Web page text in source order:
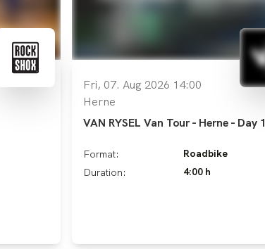
Fri, 07. Aug 2026 14:00
Herne
VAN RYSEL Van Tour - Herne - Day 1
Format:
Roadbike
Duration:
4:00 h